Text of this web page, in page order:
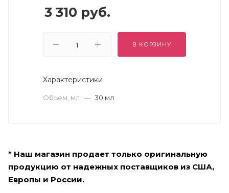
3 310 руб.
В КОРЗИНУ
Характеристики
Объем, мл — 30 мл
* Наш магазин продает только оригинальную
продукцию от надежных поставщиков из США,
Европы и России.